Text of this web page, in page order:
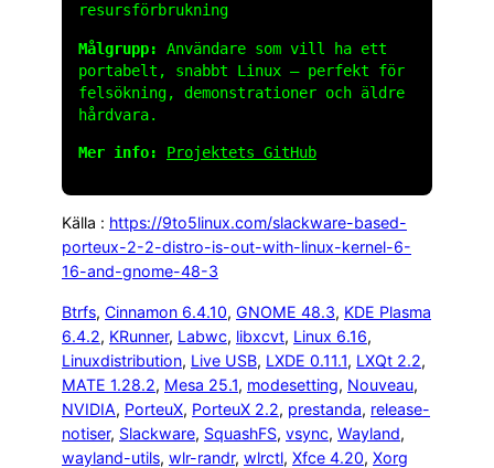
resursförbrukning
Målgrupp:
Användare som vill ha ett
portabelt, snabbt Linux – perfekt för
felsökning, demonstrationer och äldre
hårdvara.
Mer info: Projektets GitHub
Källa : https://9to5linux.com/slackware-based-
porteux-2-2-distro-is-out-with-linux-kernel-6-
16-and-gnome-48-3
Btrfs, Cinnamon 6.4.10, GNOME 48.3, KDE Plasma
6.4.2, KRunner, Labwc, libxcvt, Linux 6.16
Linuxdistribution, Live USB, LXDE 0.11.1, LXQt 2.2
MATE 1.28.2, Mesa 25.1, modesetting, Nouveau
NVIDIA, PorteuX, PorteuX 2.2, prestanda, release-
notiser, Slackware, SquashFS, vsync, Wayland
wayland-utils, wlr-randr, wlrctl, Xfce 4.20, Xorg